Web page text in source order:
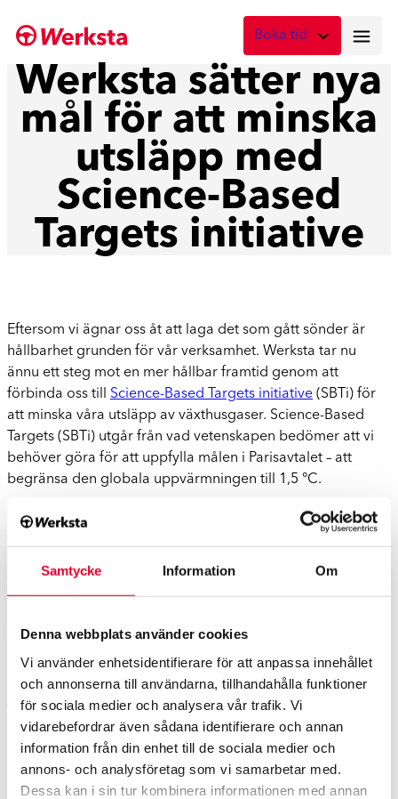
Samtycke Information Om
Denna webbplats använder cookies
Vi använder enhetsidentifierare för att anpassa innehållet
och annonserna till användarna, tillhandahålla funktioner
för sociala medier och analysera vår trafik. Vi
vidarebefordrar även sådana identifierare och annan
information från din enhet till de sociala medier och
annons- och analysföretag som vi samarbetar med.
Dessa kan i sin tur kombinera informationen med annan
till
Boka tid
Vad önskar du att boka?
Digital skadebesiktning
Fota skadan med mobilen
Skadebesiktning på verkstad
Boka tid här
Service
Boka reparation av vindruta
Byte av vindruta
Boka byte av vindruta
Werksta sätter nya
mål för att minska
utsläpp med
Science-Based
Targets initiative
Eftersom vi ägnar oss åt att laga det som gått sönder är
hållbarhet grunden för vår verksamhet. Werksta tar nu
ännu ett steg mot en mer hållbar framtid genom att
förbinda oss till Science-Based Targets initiative (SBTi) för
att minska våra utsläpp av växthusgaser. Science-Based
Targets (SBTi) utgår från vad vetenskapen bedömer att vi
behöver göra för att uppfylla målen i Parisavtalet – att
begränsa den globala uppvärmningen till 1,5 °C.
Vi arbetar kontinuerligt med att minska klimatavtryck och
miljöpåverkan i hela reparationsprocessen från början till
tar hand om avfall och hur vi återvinner material. Vi kallar
det för Green Repair. Det innebär att vi ställer krav på
våra leverantörer och samarbetspartners. På så vis kan
bidra till en mer hållbar framtid i flera led.
Läs mer om Werkstas miljöarbete
Läs mer om SBTI